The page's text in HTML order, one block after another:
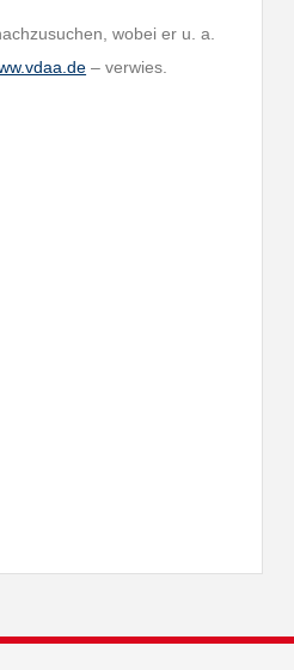
wobei er u. a.
– verwies.